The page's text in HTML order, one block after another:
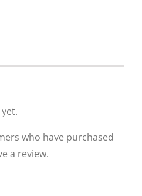
who have purchased
a review.